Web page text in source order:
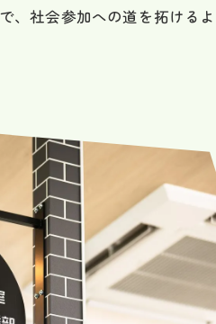
、社会参加への道を拓ける